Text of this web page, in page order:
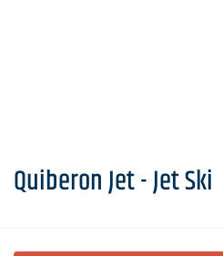
Quiberon Jet - Jet Ski